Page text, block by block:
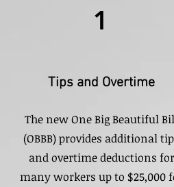
1
Tips and Overtime
The new One Big Beautiful
(OBBB) provides additional
and overtime deductions for
many workers up to $25,000